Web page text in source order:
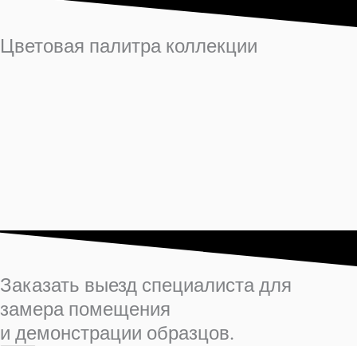
Цветовая палитра коллекции
Заказать выезд специалиста для
замера помещения
и демонстрации образцов.